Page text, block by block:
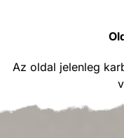
Az oldal jelenleg